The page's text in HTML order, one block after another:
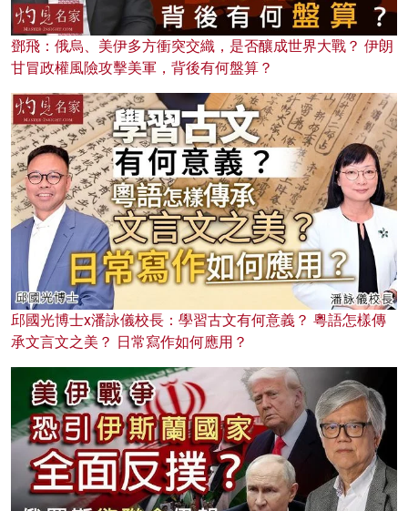
鄧飛：俄烏、美伊多方衝突交織，是否釀成世界大戰？ 伊朗
甘冒政權風險攻擊美軍，背後有何盤算？
邱國光博士x潘詠儀校長：學習古文有何意義？ 粵語怎樣傳
承文言文之美？ 日常寫作如何應用？